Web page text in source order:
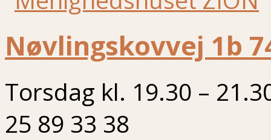
Nøvlingskovvej 1b
Torsdag kl. 19.30 –
25 89 33 38